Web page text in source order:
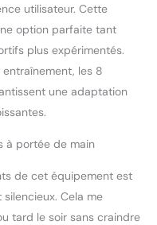
utilisateur. Cette
option parfaite tant
plus expérimentés.
les 8
une adaptation
à portée de main
de cet équipement est
Cela me
tard le soir sans craindre